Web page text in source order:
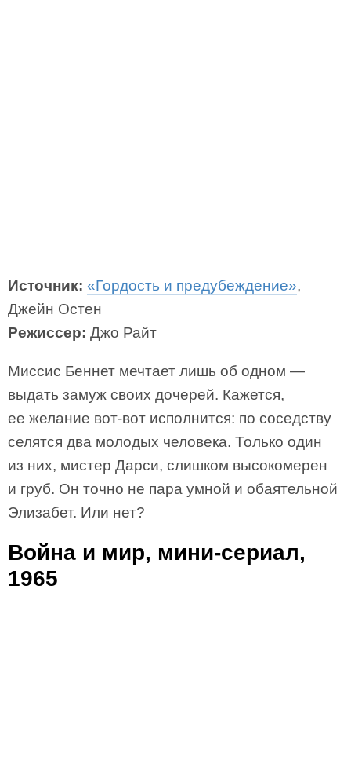
Источник: «Гордость и предубеждение»,
Джейн Остен
Режиссер: Джо Райт
Миссис Беннет мечтает лишь об одном —
выдать замуж своих дочерей. Кажется,
ее желание вот-вот исполнится: по соседству
селятся два молодых человека. Только один
из них, мистер Дарси, слишком высокомерен
и груб. Он точно не пара умной и обаятельной
Элизабет. Или нет?
Война и мир, мини-сериал,
1965